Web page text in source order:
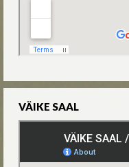
VÄIKE SAAL